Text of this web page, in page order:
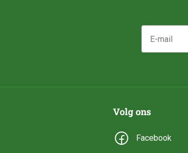
E-mail
Volg ons
Facebook